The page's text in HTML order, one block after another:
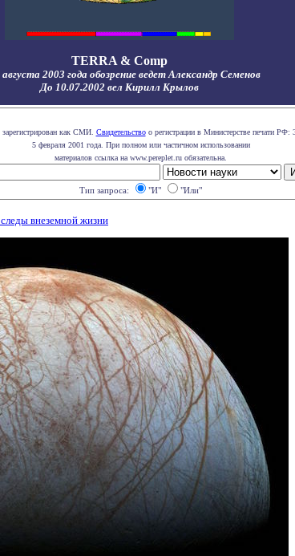
TERRA & Comp
2003 года обозрение ведет Александр Семенов
До 10.07.2002 вел Кирилл Крылов
зарегистрирован как СМИ. Свидетельствоо регистрации в Министерстве печати РФ:
5 февраля 2001 года. При полном или частичном использовании
материалов ссылка на www.pereplet.ru обязательна.
Тип запроса: "И" "Или"
внеземной жизни